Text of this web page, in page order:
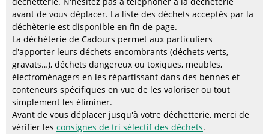
avant de vous déplacer. La liste des déchets acceptés par la
déchèterie est disponible en fin de page.
La déchèterie de Cadours permet aux particuliers
d'apporter leurs déchets encombrants (déchets verts,
gravats…), déchets dangereux ou toxiques, meubles,
électroménagers en les répartissant dans des bennes et
conteneurs spécifiques en vue de les valoriser ou tout
simplement les éliminer.
Avant de vous déplacer jusqu'à votre déchetterie, merci de
vérifier les consignes de tri sélectif des déchets.